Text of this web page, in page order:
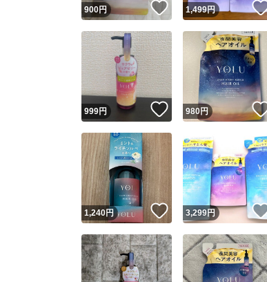
900円 いいね！
1,499円
999円 いいね！
980円
1,240円 いいね！
3,299円